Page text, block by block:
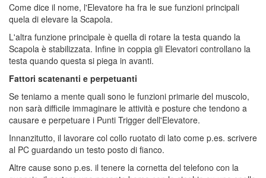
Come dice il nome, l'Elevatore ha fra le sue funzioni principali
quela di elevare la Scapola.
L'altra funzione principale è quella di rotare la testa quando la
Scapola è stabilizzata. Infine in coppia gli Elevatori controllano la
testa quando questa si piega in avanti.
Fattori scatenanti e perpetuanti
Se teniamo a mente quali sono le funzioni primarie del muscolo,
non sarà difficile immaginare le attività e posture che tendono a
causare e perpetuare i Punti Trigger dell'Elevatore.
Innanzitutto, il lavorare col collo ruotato di lato come p.es. scrivere
al PC guardando un testo posto di fianco.
Altre cause sono p.es. il tenere la cornetta del telefono con la